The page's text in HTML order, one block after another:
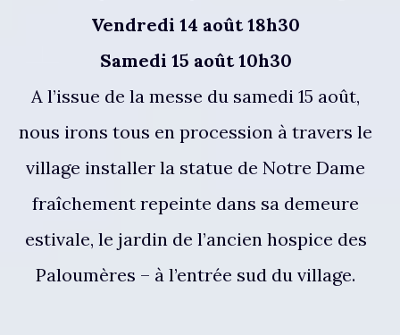
Vendredi 14 août 18h30
Samedi 15 août 10h30
A l’issue de la messe du samedi 15 août,
nous irons tous en procession à travers le
village installer la statue de Notre Dame
fraîchement repeinte dans sa demeure
estivale, le jardin de l’ancien hospice des
Paloumères – à l’entrée sud du village.